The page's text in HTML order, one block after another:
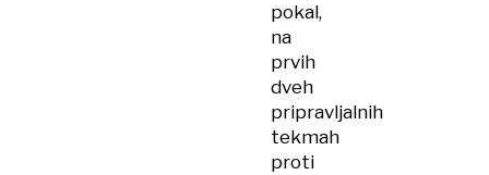
pokal,
na
prvih
dveh
pripravljalnih
tekmah
proti